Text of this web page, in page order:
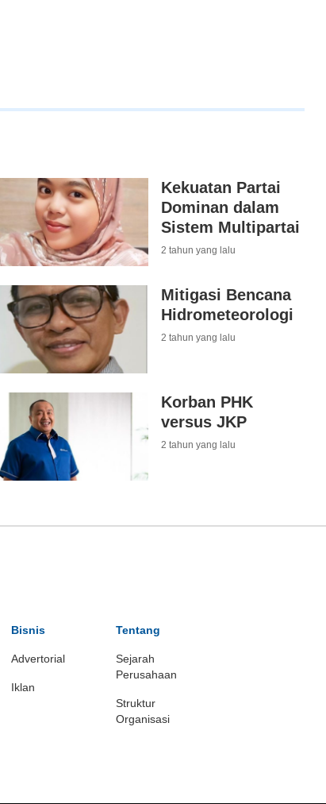
Kekuatan Partai
Dominan dalam
Sistem Multipartai
2 tahun yang lalu
Mitigasi Bencana
Hidrometeorologi
2 tahun yang lalu
Korban PHK
versus JKP
2 tahun yang lalu
Bisnis
Advertorial
Iklan
Tentang
Sejarah
Perusahaan
Struktur
Organisasi